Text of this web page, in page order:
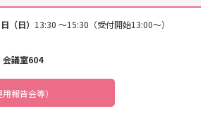
（日） 13:30 ～15:30（受付開始13:00～）
議室604
用報告会等）